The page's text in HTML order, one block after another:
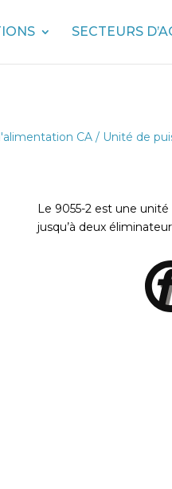
SECTEURS
CA / Unité de
Le 9055-2 est une
jusqu’à deux